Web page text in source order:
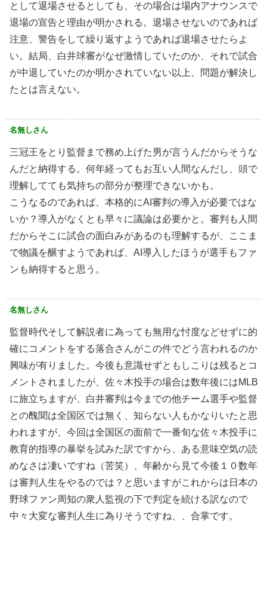
として退場させるとしても、その場合は場内アナウンスで
退場の宣告と理由が明かされる。退場させないのであれば
注意、警告をして繰り返すようであれば退場させたらよ
い。結局、白井球審がなぜ激情していたのか、それで試合
が中退していたのか明かされていない以上、問題が解決し
たとは言えない。
名無しさん
三冠王をとり監督まで務め上げた男が言うんだからそうな
んだと納得する。何年経ってもお互い人間なんだし、頭で
理解してても気持ちの部分が整理できないかも。
こうなるのであれば、本格的にAI審判の導入が必要ではな
いか？導入がなくとも早々に議論は必要かと。審判も人間
だからそこに試合の面白みがあるのも理解するが、ここま
で物議を醸すようであれば、AI導入したほうが選手もファ
ンも納得すると思う。
名無しさん
監督時代そして解説者に為っても無用な忖度などせずに的
確にコメントをする落合さんがこの件でどう言われるのか
興味が有りました。今後も意識せずともしこりは残るとコ
メントされましたが、佐々木投手の場合は数年後にはMLB
に旅立ちますが、白井審判は今までの他チーム選手や監督
との醜聞は全国区では無く、知らない人もかなりいたと思
われますが、今回は全国区の面前で一番旬な佐々木投手に
教育的指導の暴挙を試みた訳ですから、ある意味空気の読
めなさは凄いですね（苦笑）、年齢から見て今後１０数年
は審判人生をやるのでは？と思いますがこれからは日本の
野球ファン周知の衆人監視の下で判定を続ける訳なので
中々大変な審判人生に為りそうですね、、合掌です。